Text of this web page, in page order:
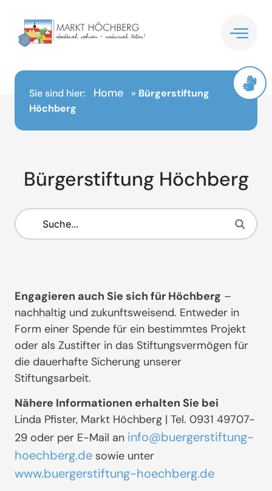
springen
Sie sind hier: Home » Bürgerstiftung
Höchberg
Bürgerstiftung Höchberg
Engagieren auch Sie sich für Höchberg –
nachhaltig und zukunftsweisend. Entweder in
Form einer Spende für ein bestimmtes Projekt
oder als Zustifter in das Stiftungsvermögen für
die dauerhafte Sicherung unserer
Stiftungsarbeit.
Nähere Informationen erhalten Sie bei
Linda Pfister, Markt Höchberg | Tel. 0931 49707-
29 oder per E-Mail an info@buergerstiftung-
hoechberg.de sowie unter
www.buergerstiftung-hoechberg.de